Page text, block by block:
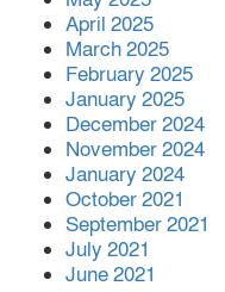
April 2025
March 2025
February 2025
January 2025
December 2024
November 2024
January 2024
October 2021
September 2021
July 2021
June 2021